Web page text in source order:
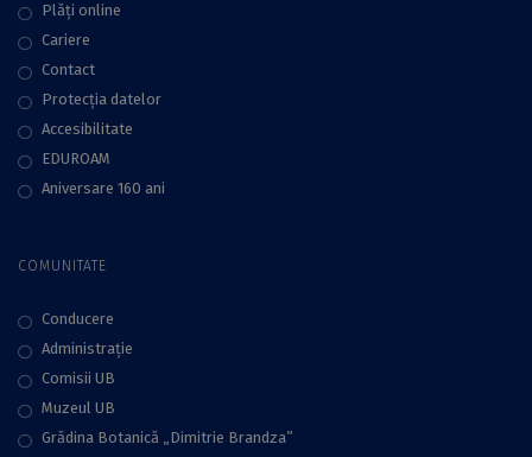
Plăţi online
Cariere
Contact
Protecţia datelor
Accesibilitate
EDUROAM
Aniversare 160 ani
COMUNITATE
Conducere
Administraţie
Comisii UB
Muzeul UB
Grădina Botanică „Dimitrie Brandza”